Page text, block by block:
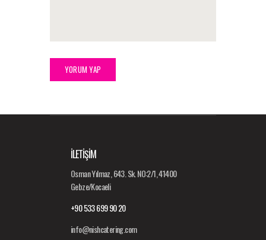
İLETİŞİM
Osman Yılmaz, 643. Sk. NO:2/1, 41400
Gebze/Kocaeli
+90 533 699 90 20
info@nishcatering.com